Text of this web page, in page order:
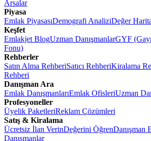
Arsalar
Piyasa
Emlak PiyasasıDemografi AnaliziDeğer
Keşfet
Emlakjet BlogUzman DanışmanlarGYF
Fonu)
Rehberler
Satın Alma RehberiSatıcı RehberiKiralama
Rehberi
Danışman Ara
Emlak DanışmanlarıEmlak OfisleriUzman
Profesyoneller
Üyelik PaketleriReklam Çözümleri
Satış & Kiralama
Ücretsiz İlan VerinDeğerini ÖğrenDanışman
Danışmanlar